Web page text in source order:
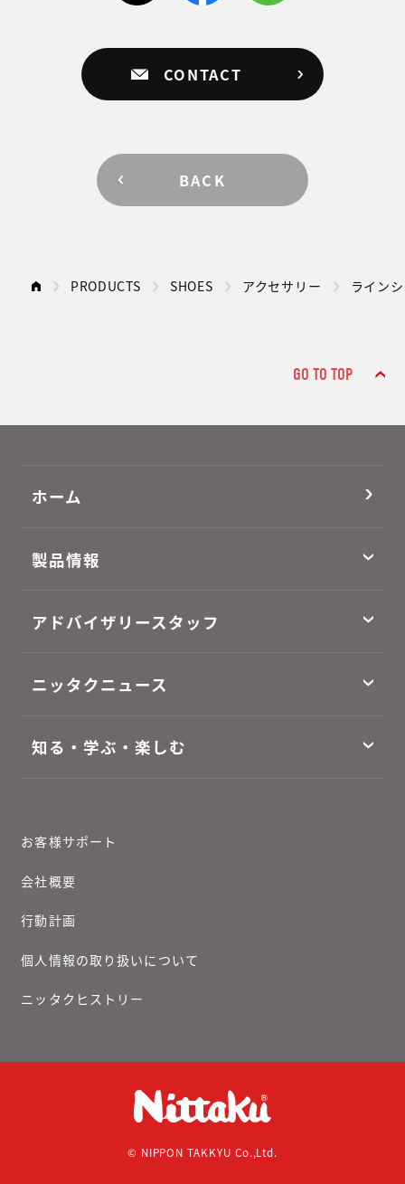
CONTACT
BACK
PRODUCTS SHOES アクセサリー ライン
GO TO TOP
ホーム
製品情報
アドバイザリースタッフ
ニッタクニュース
知る・学ぶ・楽しむ
お客様サポート
会社概要
行動計画
個人情報の取り扱いについて
ニッタクヒストリー
© NIPPON TAKKYU Co.,Ltd.